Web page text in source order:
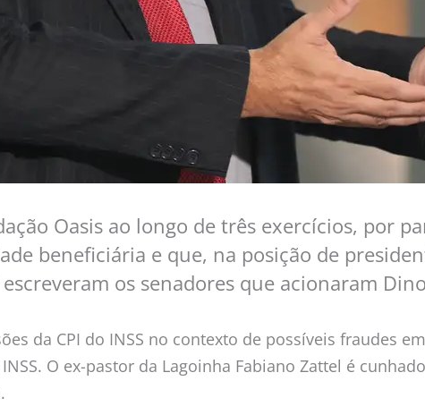
Oasis ao longo de três exercícios, por
beneficiária e que, na posição de
os senadores que acionaram
da CPI do INSS no contexto de possíveis fraudes
O ex-pastor da Lagoinha Fabiano Zattel é